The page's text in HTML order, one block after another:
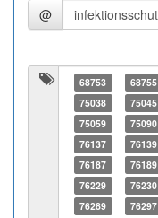
@
68753 68755
75038
75045
75059
75090
76137
76139
76187
76189
76229
76230
76289
76297